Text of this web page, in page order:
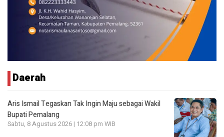
Daerah
Aris Ismail Tegaskan Tak Ingin Maju sebagai Wakil
Bupati Pemalang
Sabtu, 8 Agustus 2026 | 12:08 pm WIB